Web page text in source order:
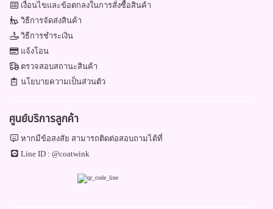
เงื่อนไขและข้อตกลงในการสั่งซื้อสินค้า
วิธีการจัดส่งสินค้า
วิธีการชำระเงิน
แจ้งโอน
ตรวจสอบสถานะสินค้า
นโยบายความเป็นส่วนตัว
ศูนย์บริการลูกค้า
หากมีข้อสงสัย สามารถติดต่อสอบถามได้ที่
Line ID :@coatwink